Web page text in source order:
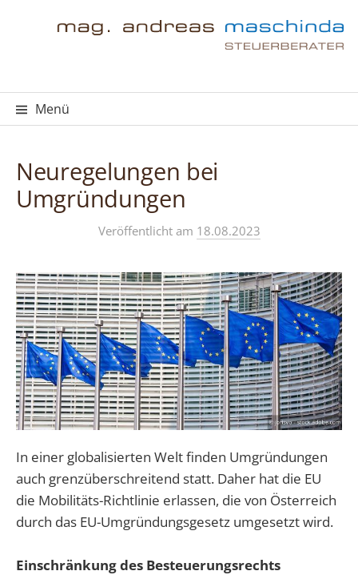
Menü
Neuregelungen bei
Umgründungen
Veröffentlicht am 18.08.2023
In einer globalisierten Welt finden Umgründungen
auch grenzüberschreitend statt. Daher hat die EU
die Mobilitäts-Richtlinie erlassen, die von Österreich
durch das EU-Umgründungsgesetz umgesetzt wird.
Einschränkung des Besteuerungsrechts